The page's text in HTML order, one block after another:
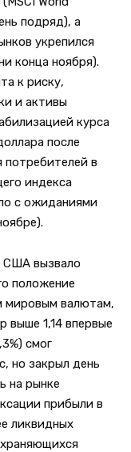
подряд), а
укрепился
конца ноября).
к риску,
и активы
курса
после
потребителей в
индекса
с ожиданиями
США вызвало
положение
мировым валютам,
выше 1,14 впервые
смог
но закрыл день
на рынке
прибыли в
ликвидных